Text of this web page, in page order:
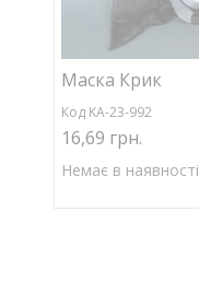
Маска Крик
Код KA-23-992
16,69 грн.
Немає в наявності